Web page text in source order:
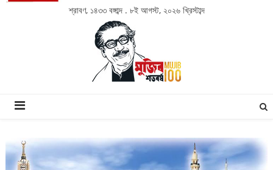
শ্রাবণ, ১৪৩৩ বঙ্গাব্দ . ৮ই আগস্ট, ২০২৬ খ্রিস্টাব্দ